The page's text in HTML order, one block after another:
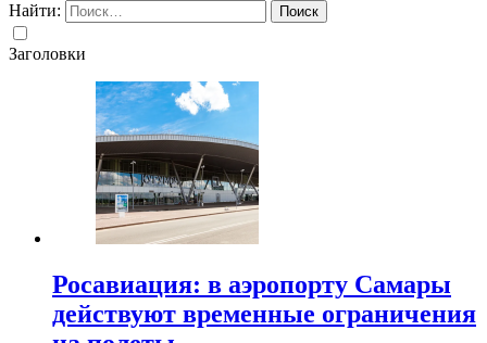
Найти:
Заголовки
Росавиация: в аэропорту Самары
действуют временные ограничения